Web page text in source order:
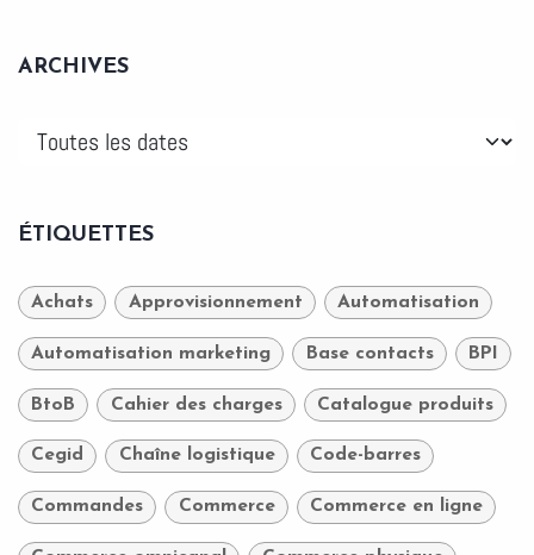
ARCHIVES
ÉTIQUETTES
Achats Approvisionnement Automatisation
Automatisation marketing Base contacts BPI
BtoB Cahier des charges Catalogue produits
Cegid Chaîne logistique Code-barres
Commandes Commerce Commerce en ligne